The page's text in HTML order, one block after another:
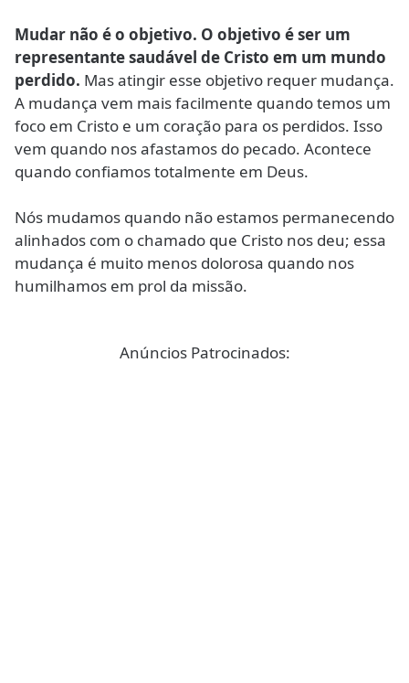
Mudar não é o objetivo. O objetivo é ser um
representante saudável de Cristo em um mundo
perdido. Mas atingir esse objetivo requer mudança.
A mudança vem mais facilmente quando temos um
foco em Cristo e um coração para os perdidos. Isso
vem quando nos afastamos do pecado. Acontece
quando confiamos totalmente em Deus.
Nós mudamos quando não estamos permanecendo
alinhados com o chamado que Cristo nos deu; essa
mudança é muito menos dolorosa quando nos
humilhamos em prol da missão.
Anúncios Patrocinados: